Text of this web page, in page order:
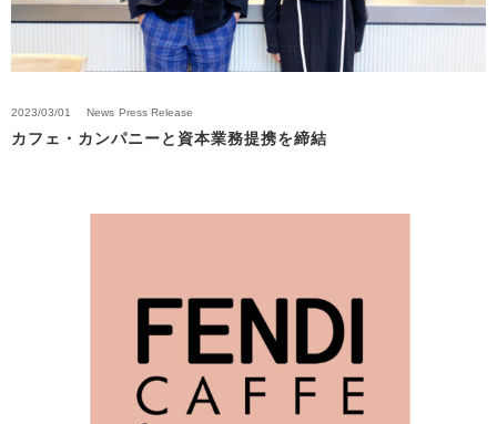
2023/03/01 News Press Release
カフェ・カンパニーと資本業務提携を締結